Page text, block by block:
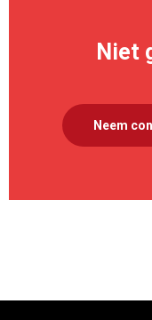
Niet
Neem